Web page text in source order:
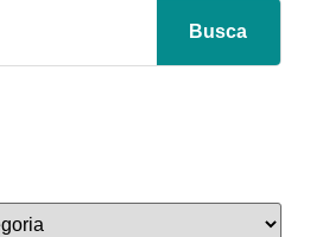
Busca